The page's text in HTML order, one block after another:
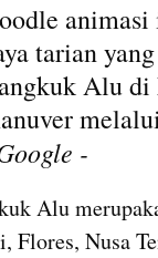
tarian
Alu di
-
Alu
Flores, Nusa